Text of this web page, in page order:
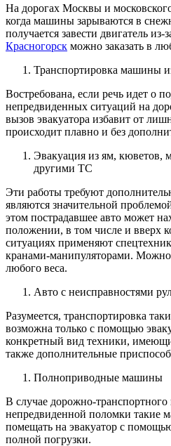
На дорогах Москвы и
когда машины зарываются в
получается завести двигатель из-
Красногорск можно заказать в
Транспортировка машины
Востребована, если речь идет о
непредвиденных ситуаций на
вызов эвакуатора избавит от
происходит плавно и без
Эвакуация из ям, кюветов,
другими ТС
Эти работы требуют
являются значительной
этом пострадавшее авто может
положении, в том числе и вверх
ситуациях применяют
кранами-манипуляторами.
любого веса.
Авто с неисправностями
Разумеется, транспортировка
возможна только с помощью
конкретный вид техники,
также дополнительные
Полноприводные машины
В случае дорожно-
непредвиденной поломки такие
помещать на эвакуатор с
полной погрузки.